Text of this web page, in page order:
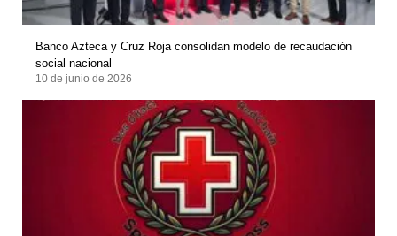
Banco Azteca y Cruz Roja consolidan modelo de recaudación
social nacional
10 de junio de 2026